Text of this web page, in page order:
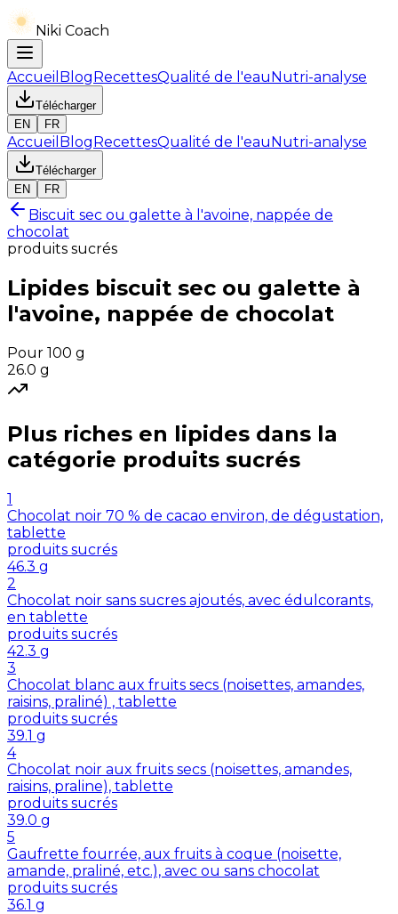
Niki Coach
Accueil BlogRecettesQualité de l'eauNutri-analyse
Télécharger
EN
FR
Accueil BlogRecettesQualité de l'eauNutri-analyse
Télécharger
EN
FR
Biscuit sec ou galette à l'avoine, nappée de
chocolat
produits sucrés
Lipides biscuit sec ou galette à
l'avoine, nappée de chocolat
Pour 100 g
26.0 g
Plus riches en lipides dans la
catégorie produits sucrés
1
Chocolat noir 70 % de cacao environ, de dégustation,
tablette
produits sucrés
46.3 g
2
Chocolat noir sans sucres ajoutés, avec édulcorants,
en tablette
produits sucrés
42.3 g
3
Chocolat blanc aux fruits secs (noisettes, amandes,
raisins, praliné) , tablette
produits sucrés
39.1 g
4
Chocolat noir aux fruits secs (noisettes, amandes,
raisins, praline), tablette
produits sucrés
39.0 g
5
Gaufrette fourrée, aux fruits à coque (noisette,
amande, praliné, etc.), avec ou sans chocolat
produits sucrés
36.1 g